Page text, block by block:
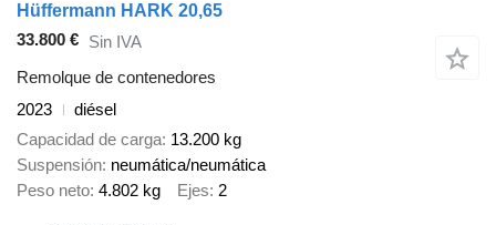
Hüffermann HARK 20,65
33.800 € Sin IVA
Remolque de contenedores
2023
diésel
Capacidad de carga 13.200 kg
Suspensión neumática/neumática
Peso neto 4.802 kg Ejes 2